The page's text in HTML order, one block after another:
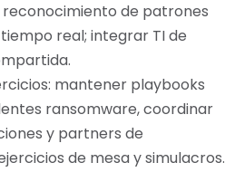
reconocimiento de patrones
real; integrar TI de
mantener playbooks
ransomware, coordinar
y partners de
de mesa y simulacros.